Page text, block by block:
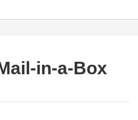
in-a-Box